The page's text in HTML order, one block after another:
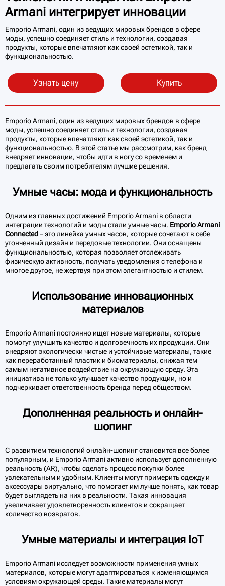
Armani интегрирует инновации
Emporio Armani, один из ведущих мировых брендов в сфере
моды, успешно соединяет стиль и технологии, создавая
продукты, которые впечатляют как своей эстетикой, так и
функциональностью.
Узнать цену Купить
Emporio Armani, один из ведущих мировых брендов в сфере
моды, успешно соединяет стиль и технологии, создавая
продукты, которые впечатляют как своей эстетикой, так и
функциональностью. В этой статье мы рассмотрим, как бренд
внедряет инновации, чтобы идти в ногу со временем и
предлагать своим потребителям лучшие решения.
Умные часы: мода и функциональность
Одним из главных достижений Emporio Armani в области
интеграции технологий и моды стали умные часы. Emporio Armani
Connected – это линейка умных часов, которые сочетают в себе
утонченный дизайн и передовые технологии. Они оснащены
функциональностью, которая позволяет отслеживать
физическую активность, получать уведомления с телефона и
многое другое, не жертвуя при этом элегантностью и стилем.
Использование инновационных
материалов
Emporio Armani постоянно ищет новые материалы, которые
помогут улучшить качество и долговечность их продукции. Они
внедряют экологически чистые и устойчивые материалы, такие
как переработанный пластик и биоматериалы, снижая тем
самым негативное воздействие на окружающую среду. Эта
инициатива не только улучшает качество продукции, но и
подчеркивает ответственность бренда перед обществом.
Дополненная реальность и онлайн-
шопинг
С развитием технологий онлайн-шопинг становится все более
популярным, и Emporio Armani активно использует дополненную
реальность (AR), чтобы сделать процесс покупки более
увлекательным и удобным. Клиенты могут примерить одежду и
аксессуары виртуально, что помогает им лучше понять, как товар
будет выглядеть на них в реальности. Такая инновация
увеличивает удовлетворенность клиентов и сокращает
количество возвратов.
Умные материалы и интеграция IoT
Emporio Armani исследует возможности применения умных
материалов, которые могут адаптироваться к изменяющимся
условиям окружающей среды. Такие материалы могут